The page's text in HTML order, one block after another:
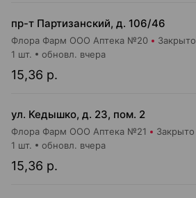
пр-т Партизанский, д. 106/46
Флора Фарм ООО Аптека №20 Закрыто
15,36 р.
1 шт. обновл. вчера
ул. Кедышко, д. 23, пом. 2
Флора Фарм ООО Аптека №21 Закрыто
15,36 р.
1 шт. обновл. вчера